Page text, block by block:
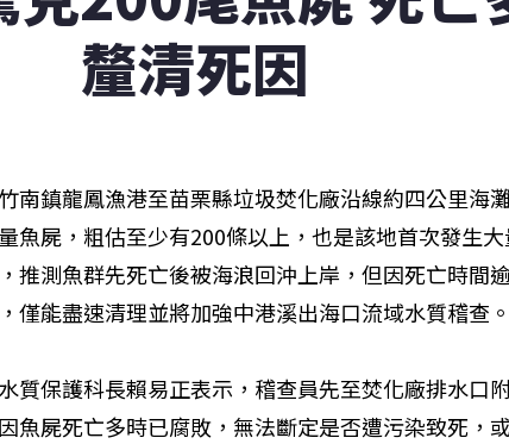
釐清死因
南鎮龍鳳漁港至苗栗縣垃圾焚化廠沿線約四公里海
魚屍，粗估至少有200條以上，也是該地首次發生
推測魚群先死亡後被海浪回沖上岸，但因死亡時間
僅能盡速清理並將加強中港溪出海口流域水質稽查。
質保護科長賴易正表示，稽查員先至焚化廠排水口
魚屍死亡多時已腐敗，無法斷定是否遭污染致死，